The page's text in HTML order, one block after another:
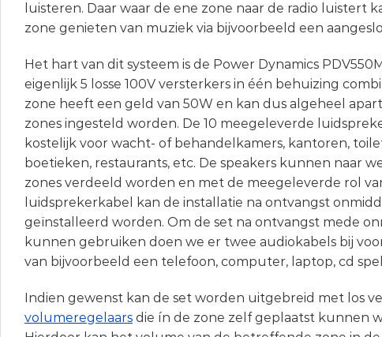
luisteren. Daar waar de ene zone naar de radio luistert
zone genieten van muziek via bijvoorbeeld een
Het hart van dit systeem is de Power Dynamics
eigenlijk 5 losse 100V versterkers in één behuizing
zone heeft een geld van 50W en kan dus algeheel
zones ingesteld worden. De 10 meegeleverde
kostelijk voor wacht- of behandelkamers, kantoren,
boetieken, restaurants, etc. De speakers kunnen naar
zones verdeeld worden en met de meegeleverde rol
luidsprekerkabel kan de installatie na ontvangst
geïnstalleerd worden. Om de set na ontvangst mede
kunnen gebruiken doen we er twee audiokabels bij
van bijvoorbeeld een telefoon, computer, laptop, cd
Indien gewenst kan de set worden uitgebreid met los
volumeregelaars die ín de zone zelf geplaatst kunnen